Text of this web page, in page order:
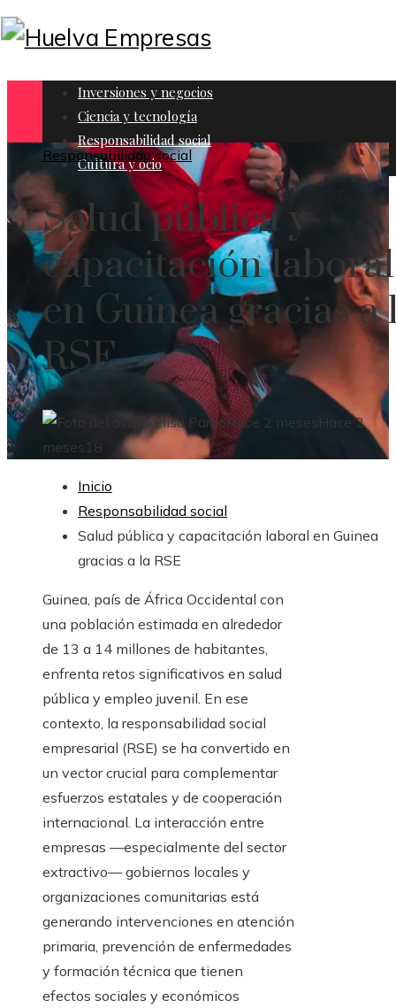
Inversiones y negocios
Ciencia y tecnología
Responsabilidad social
Cultura y ocio
Responsabilidad social
Salud pública y
capacitación laboral
en Guinea gracias a
RSE
Elisa PardoHace 2 meses Hace 2
meses18
Inicio
Responsabilidad social
Salud pública y capacitación laboral en Guinea
gracias a la RSE
Guinea, país de África Occidental con
una población estimada en alrededor
de 13 a 14 millones de habitantes,
enfrenta retos significativos en salud
pública y empleo juvenil. En ese
contexto, la responsabilidad social
empresarial (RSE) se ha convertido en
un vector crucial para complementar
esfuerzos estatales y de cooperación
internacional. La interacción entre
empresas —especialmente del sector
extractivo— gobiernos locales y
organizaciones comunitarias está
generando intervenciones en atención
primaria, prevención de enfermedades
y formación técnica que tienen
efectos sociales y económicos